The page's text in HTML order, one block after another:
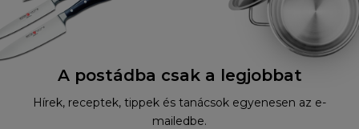
A postádba csak a legjobbat
Hírek, receptek, tippek és tanácsok egyenesen az e-
mailedbe.